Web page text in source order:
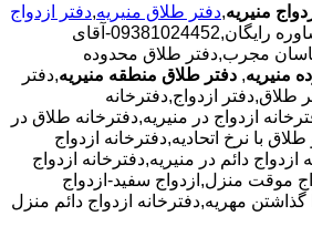
منیریه,دفتر طلاق منیریه,دفتر ازدواج
با تخفیف ویژه مشاوره رایگان,09381024452-آقای
مجرب,دفتر طلاق محدوده
منیریه, دفتر طلاق منطقه منیریه,دفتر
طلاق,دفتر ازدواج,دفترخانه
ازدواج در منیریه,دفترخانه طلاق در
با نرخ اتحادیه,دفترخانه ازدواج
دائم در منیریه,دفترخانه ازدواج
موقت منزل,ازدواج سفید-ازدواج
مهریه,دفترخانه ازدواج دائم منزل